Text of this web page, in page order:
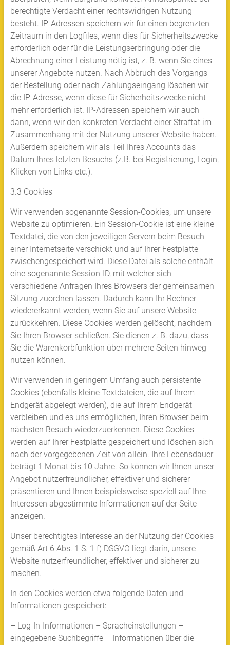
berechtigte Verdacht einer rechtswidrigen Nutzung
besteht. IP-Adressen speichern wir für einen begrenzten
Zeitraum in den Logfiles, wenn dies für Sicherheitszwecke
erforderlich oder für die Leistungserbringung oder die
Abrechnung einer Leistung nötig ist, z. B. wenn Sie eines
unserer Angebote nutzen. Nach Abbruch des Vorgangs
der Bestellung oder nach Zahlungseingang löschen wir
die IP-Adresse, wenn diese für Sicherheitszwecke nicht
mehr erforderlich ist. IP-Adressen speichern wir auch
dann, wenn wir den konkreten Verdacht einer Straftat im
Zusammenhang mit der Nutzung unserer Website haben.
Außerdem speichern wir als Teil Ihres Accounts das
Datum Ihres letzten Besuchs (z.B. bei Registrierung, Login,
Klicken von Links etc.).
3.3 Cookies
Wir verwenden sogenannte Session-Cookies, um unsere
Website zu optimieren. Ein Session-Cookie ist eine kleine
Textdatei, die von den jeweiligen Servern beim Besuch
einer Internetseite verschickt und auf Ihrer Festplatte
zwischengespeichert wird. Diese Datei als solche enthält
eine sogenannte Session-ID, mit welcher sich
verschiedene Anfragen Ihres Browsers der gemeinsamen
Sitzung zuordnen lassen. Dadurch kann Ihr Rechner
wiedererkannt werden, wenn Sie auf unsere Website
zurückkehren. Diese Cookies werden gelöscht, nachdem
Sie Ihren Browser schließen. Sie dienen z. B. dazu, dass
Sie die Warenkorbfunktion über mehrere Seiten hinweg
nutzen können.
Wir verwenden in geringem Umfang auch persistente
Cookies (ebenfalls kleine Textdateien, die auf Ihrem
Endgerät abgelegt werden), die auf Ihrem Endgerät
verbleiben und es uns ermöglichen, Ihren Browser beim
nächsten Besuch wiederzuerkennen. Diese Cookies
werden auf Ihrer Festplatte gespeichert und löschen sich
nach der vorgegebenen Zeit von allein. Ihre Lebensdauer
beträgt 1 Monat bis 10 Jahre. So können wir Ihnen unser
Angebot nutzerfreundlicher, effektiver und sicherer
präsentieren und Ihnen beispielsweise speziell auf Ihre
Interessen abgestimmte Informationen auf der Seite
anzeigen.
Unser berechtigtes Interesse an der Nutzung der Cookies
gemäß Art 6 Abs. 1 S. 1 f) DSGVO liegt darin, unsere
Website nutzerfreundlicher, effektiver und sicherer zu
machen.
In den Cookies werden etwa folgende Daten und
Informationen gespeichert:
– Log-In-Informationen – Spracheinstellungen –
eingegebene Suchbegriffe – Informationen über die